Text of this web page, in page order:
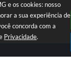
e os cookies: nosso
a sua experiência de
concorda com a
Privacidade.